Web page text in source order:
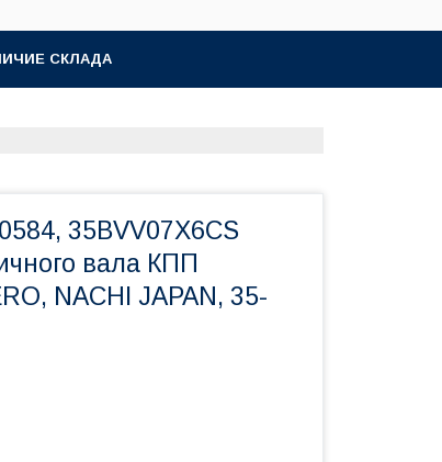
СКЛАДА
35BVV07X6CS
вала КПП
NACHI JAPAN, 35-